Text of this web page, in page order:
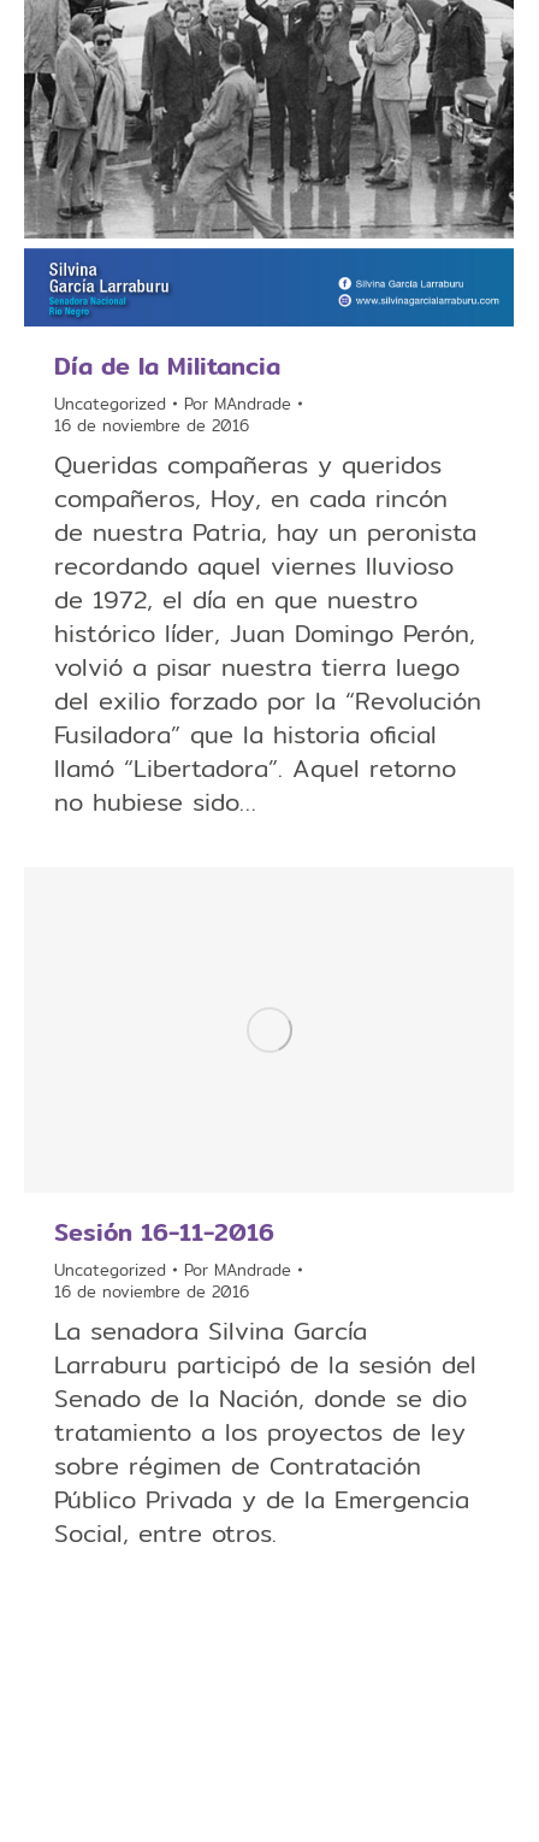
Día de la Militancia
Uncategorized Por MAndrade
16 de noviembre de 2016
Queridas compañeras y queridos
compañeros, Hoy, en cada rincón
de nuestra Patria, hay un peronista
recordando aquel viernes lluvioso
de 1972, el día en que nuestro
histórico líder, Juan Domingo Perón,
volvió a pisar nuestra tierra luego
del exilio forzado por la “Revolución
Fusiladora” que la historia oficial
llamó “Libertadora”. Aquel retorno
no hubiese sido…
Sesión 16-11-2016
Uncategorized Por MAndrade
16 de noviembre de 2016
La senadora Silvina García
Larraburu participó de la sesión del
Senado de la Nación, donde se dio
tratamiento a los proyectos de ley
sobre régimen de Contratación
Público Privada y de la Emergencia
Social, entre otros.